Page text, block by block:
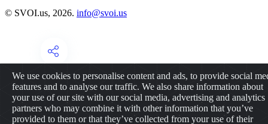
© SVOI.us, 2026. info@svoi.us
We use cookies to personalise content and ads, to provide social
features and to analyse our traffic. We also share information about
your use of our site with our social media, advertising and analytics
partners who may combine it with other information that you’ve
provided to them or that they’ve collected from your use of their